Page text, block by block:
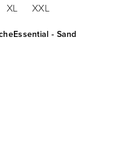
XL XXL
- Sand